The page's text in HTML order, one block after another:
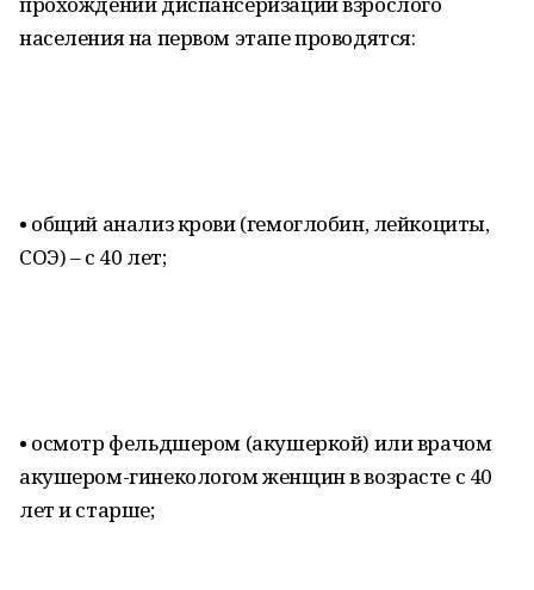
населения на первом этапе проводятся:
• общий анализ крови (гемоглобин, лейкоциты,
СОЭ) – с 40 лет;
• осмотр фельдшером (акушеркой) или врачом
акушером-гинекологом женщин в возрасте с 40
лет и старше;